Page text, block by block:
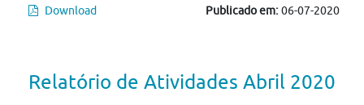
Download Publicado em:06-07-2020
Relatório de Atividades Abril 2020